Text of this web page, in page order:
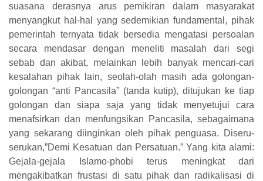
suasana derasnya arus pemikiran dalam masyarakat
menyangkut hal-hal yang sedemikian fundamental, pihak
pemerintah ternyata tidak bersedia mengatasi persoalan
secara mendasar dengan meneliti masalah dari segi
sebab dan akibat, melainkan lebih banyak mencari-cari
kesalahan pihak lain, seolah-olah masih ada golongan-
golongan “anti Pancasila” (tanda kutip), ditujukan ke tiap
golongan dan siapa saja yang tidak menyetujui cara
menafsirkan dan menfungsikan Pancasila, sebagaimana
yang sekarang diinginkan oleh pihak penguasa. Diseru-
serukan,”Demi Kesatuan dan Persatuan.” Yang kita alami:
Gejala-gejala Islamo-phobi terus meningkat dari
mengakibatkan frustasi di satu pihak dan radikalisasi di